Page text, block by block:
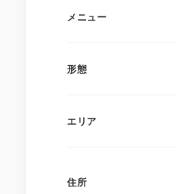
メニュー
形態
エリア
住所